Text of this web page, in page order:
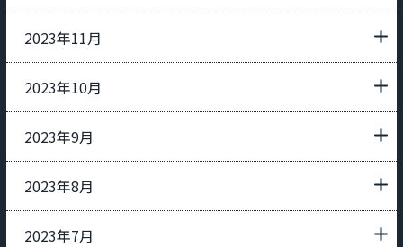
2023年11月
2023年10月
2023年9月
2023年8月
2023年7月